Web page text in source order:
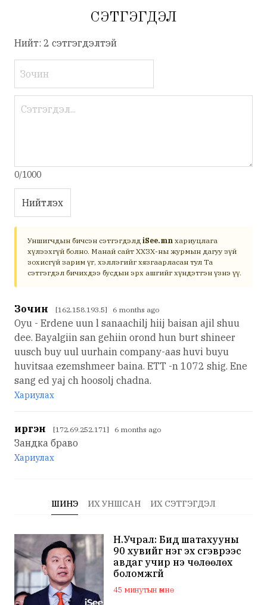
СЭТГЭГДЭЛ
Нийт: 2 сэтгэгдэлтэй
0/1000
Нийтлэх
Уншигчдын бичсэн сэтгэгдэлд iSee.mn хариуцлага
хүлээхгүй болно. Манай сайт ХХЗХ-ны журмын дагуу зүй
зохисгүй зарим үг, хэллэгийг хязгаарласан тул Та
сэтгэгдэл бичихдээ бусдын эрх ашгийг хүндэтгэн үзнэ үү.
Зочин [162.158.193.5] 6 months ago
Oyu - Erdene uun l sanaachilj hiij baisan ajil shuu
dee. Bayalgiin san gehiin orond hun burt shineer
uusch buy uul uurhain company-aas huvi buyu
huvitsaa ezemshmeer baina. ETT -n 1072 shig. Ene
sang ed yaj ch hoosolj chadna.
Хариулах
иргэн [172.69.252.171] 6 months ago
Зандка браво
Хариулах
ШИНЭ ИХ УНШСАН ИХ СЭТГЭГДЭЛ
Н.Учрал: Бид шатахууны
90 хувийг нэг эх үүсгэврээс
авдаг учир үнэ чөлөөлөх
боломжгүй
45 минутын өмнө